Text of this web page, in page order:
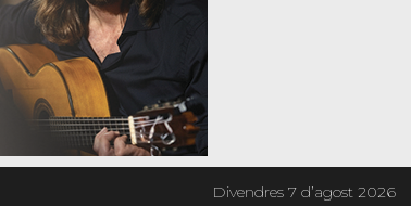
Divendres7 d’agost 2026